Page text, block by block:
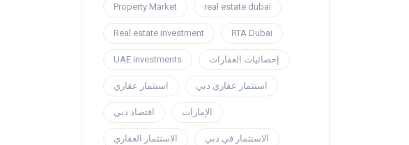
Property Market real estate dubai
Real estate investment RTA Dubai
UAE investments إحصائيات العقارات
استثمار عقاري استثمار عقاري دبي
اقتصاد دبي الإمارات
الاستثمار العقاري الاستثمار في دبي